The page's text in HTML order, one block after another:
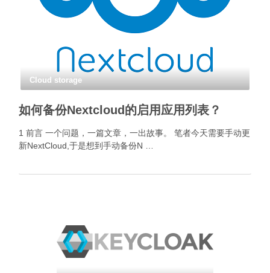
Cloud storage
如何备份Nextcloud的启用应用列表？
1 前言 一个问题，一篇文章，一出故事。 笔者今天需要手动更
新NextCloud,于是想到手动备份N …